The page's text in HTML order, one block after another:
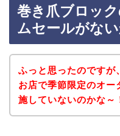
巻き爪ブロッ
ムセールがな
ふっと思ったのですが
お店で季節限定のオー
施していないのかな～